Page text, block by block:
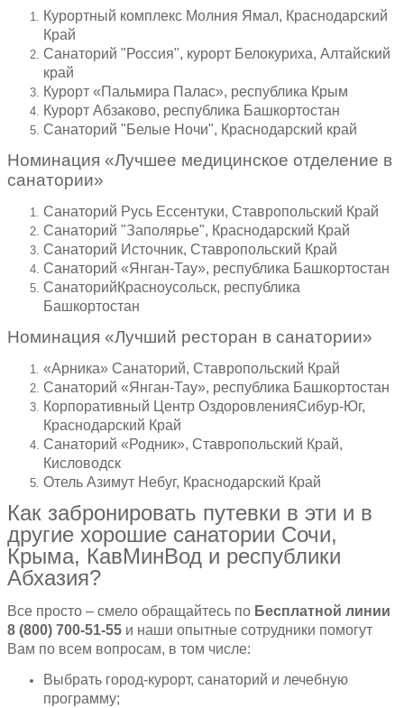
Курортный комплекс Молния Ямал, Краснодарский
Край
Санаторий "Россия", курорт Белокуриха, Алтайский
край
Курорт «Пальмира Палас», республика Крым
Курорт Абзаково, республика Башкортостан
Санаторий "Белые Ночи", Краснодарский край
Номинация «Лучшее медицинское отделение в
санатории»
Санаторий Русь Ессентуки, Ставропольский Край
Санаторий "Заполярье", Краснодарский Край
Санаторий Источник, Ставропольский Край
Санаторий «Янган-Тау», республика Башкортостан
СанаторийКрасноусольск, республика
Башкортостан
Номинация «Лучший ресторан в санатории»
«Арника» Санаторий, Ставропольский Край
Санаторий «Янган-Тау», республика Башкортостан
Корпоративный Центр ОздоровленияСибур-Юг,
Краснодарский Край
Санаторий «Родник», Ставропольский Край,
Кисловодск
Отель Азимут Небуг, Краснодарский Край
Как забронировать путевки в эти и в
другие хорошие санатории Сочи,
Крыма, КавМинВод и республики
Абхазия?
Все просто – смело обращайтесь по Бесплатной линии
8 (800) 700-51-55 и наши опытные сотрудники помогут
Вам по всем вопросам, в том числе:
Выбрать город-курорт, санаторий и лечебную
программу;